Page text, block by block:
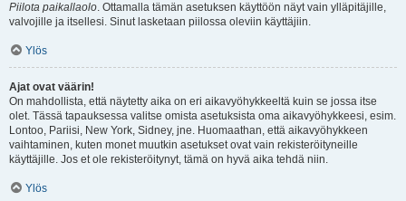
Piilota paikallaolo. Ottamalla tämän asetuksen käyttöön näyt vain ylläpitäjille,
valvojille ja itsellesi. Sinut lasketaan piilossa oleviin käyttäjiin.
Ylös
Ajat ovat väärin!
On mahdollista, että näytetty aika on eri aikavyöhykkeeltä kuin se jossa itse
olet. Tässä tapauksessa valitse omista asetuksista oma aikavyöhykkeesi, esim.
Lontoo, Pariisi, New York, Sidney, jne. Huomaathan, että aikavyöhykkeen
vaihtaminen, kuten monet muutkin asetukset ovat vain rekisteröityneille
käyttäjille. Jos et ole rekisteröitynyt, tämä on hyvä aika tehdä niin.
Ylös